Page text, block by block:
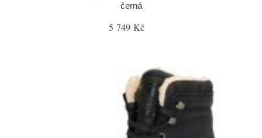
černá
5 749 Kč